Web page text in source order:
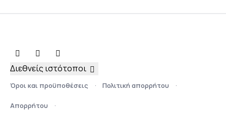
Όροι και προϋποθέσεις Πολιτική απορρήτου
Απορρήτου
Διεθνείς ιστότοποι